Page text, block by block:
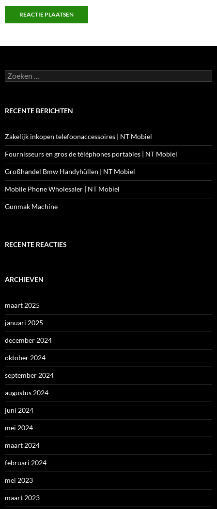
Zoeken
naar:
RECENTE BERICHTEN
Zakelijk inkopen telefoonaccessoires | NT Mobiel
Fournisseurs en gros de téléphones portables | NT Mobiel
Großhandel Bmw Handyhüllen | NT Mobiel
Mobile Phone Wholesaler | NT Mobiel
Gunmak Machine
RECENTE REACTIES
ARCHIEVEN
maart 2025
januari 2025
december 2024
oktober 2024
september 2024
augustus 2024
juni 2024
mei 2024
maart 2024
februari 2024
mei 2023
maart 2023